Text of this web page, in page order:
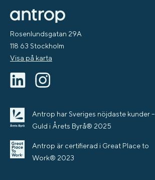
Rosenlundsgatan 29A
118 63 Stockholm
Visa på karta
Antrop har Sveriges nöjdaste kunder –
Guld i Årets Byrå® 2025
Antrop är certifierad i Great Place to
Work® 2023